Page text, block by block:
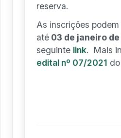
reserva.
As inscrições
até 03 de janeiro
seguinte link.
Mais
edital nº 07/2021